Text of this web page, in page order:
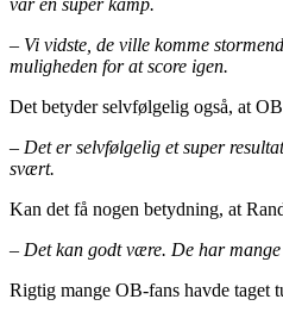
– Vi vidste, de ville komme
muligheden for at score igen.
Det betyder selvfølgelig også, at
– Det er selvfølgelig et super
svært.
Kan det få nogen betydning, at
– Det kan godt være. De har
Rigtig mange OB-fans havde taget